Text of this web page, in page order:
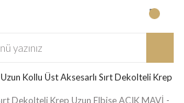
Uzun Kollu Üst Aksesarlı Sırt Dekolteli Krep